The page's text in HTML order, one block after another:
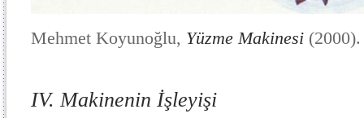
Mehmet Koyunoğlu, Yüzme Makinesi (2000).
IV. Makinenin İşleyişi